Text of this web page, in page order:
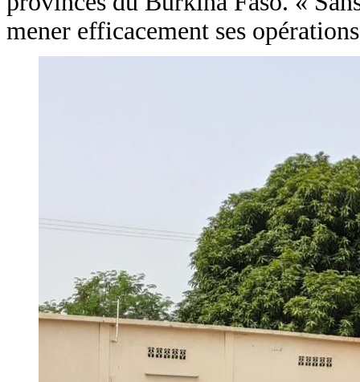
mener efficacement ses